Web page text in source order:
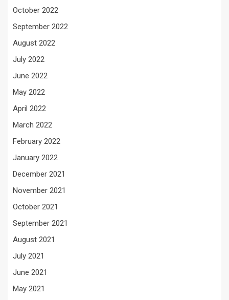
October 2022
September 2022
August 2022
July 2022
June 2022
May 2022
April 2022
March 2022
February 2022
January 2022
December 2021
November 2021
October 2021
September 2021
August 2021
July 2021
June 2021
May 2021